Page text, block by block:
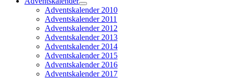
Dropdown-
Menü
öffnen
Adventskalender 2010
Adventskalender 2011
Adventskalender 2012
Adventskalender 2013
Adventskalender 2014
Adventskalender 2015
Adventskalender 2016
Adventskalender 2017